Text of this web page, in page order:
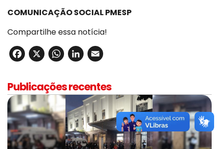
COMUNICAÇÃO SOCIAL PMESP
Compartilhe essa notícia!
Facebook
X WhatsApp
LinkedIn
Publicações recentes